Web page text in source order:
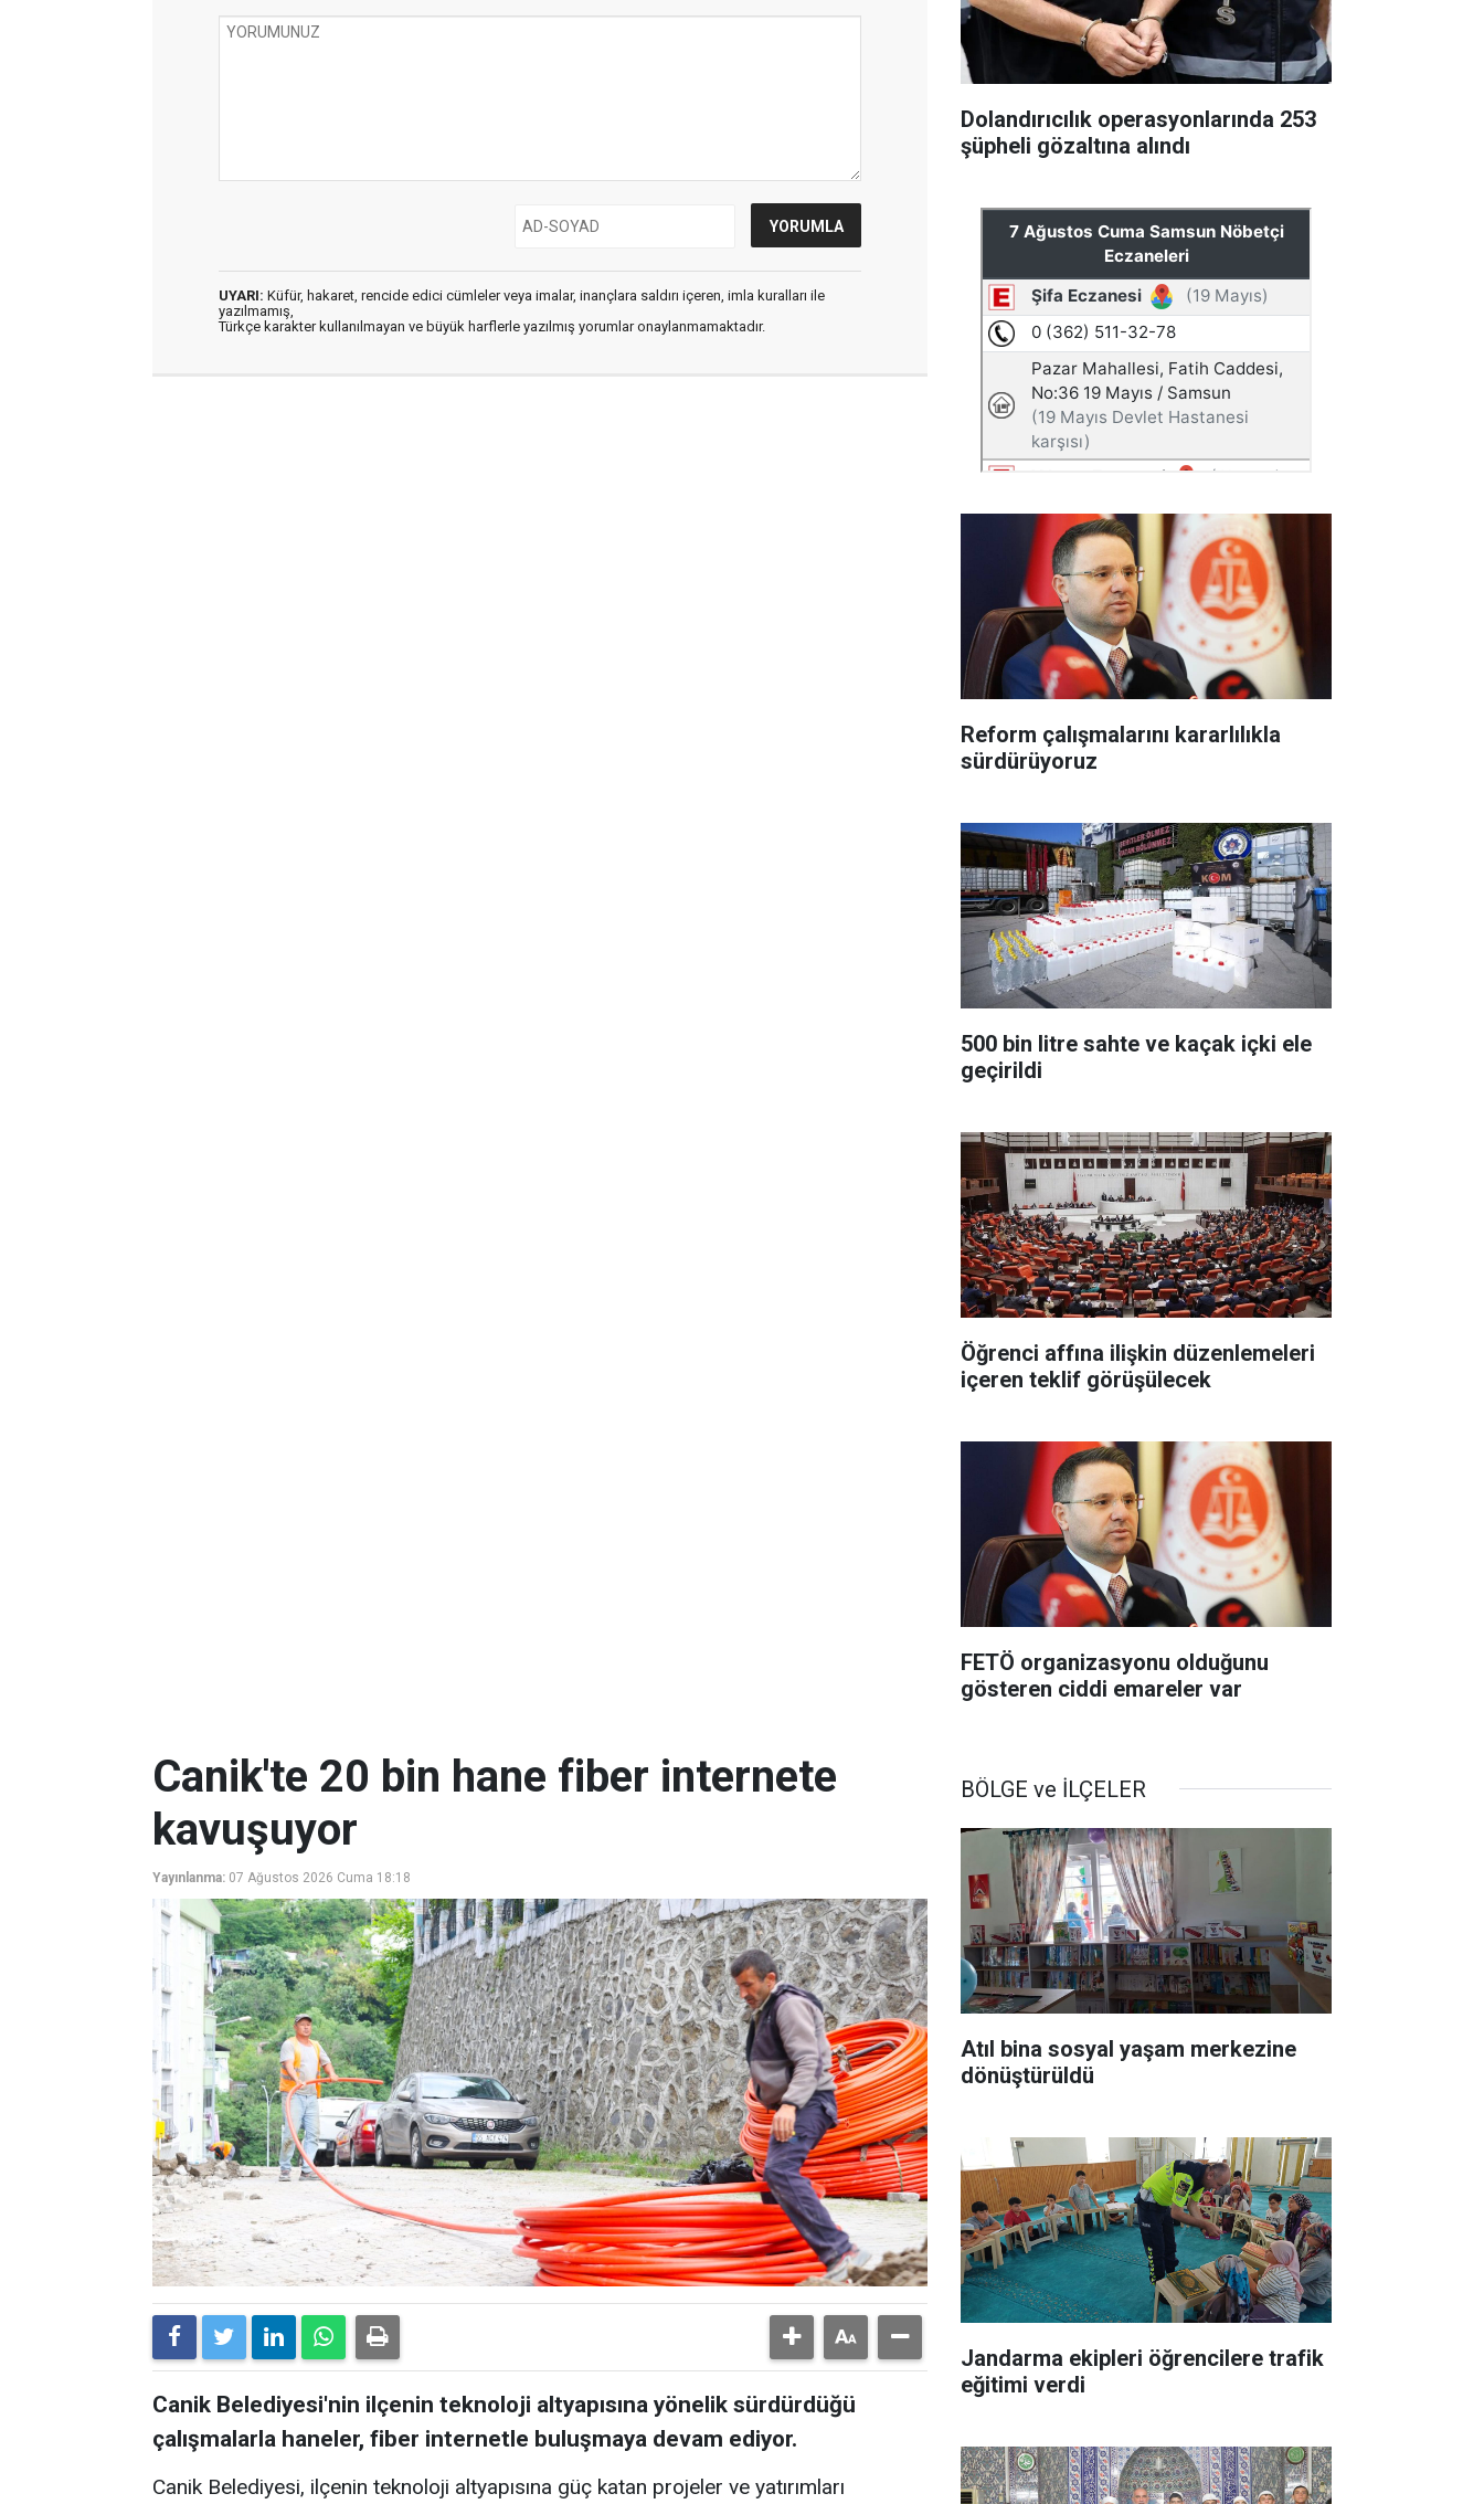
UYARI: Küfür, hakaret, rencide edici cümleler veya imalar, inançlara saldırı içeren, imla kuralları ile
yazılmamış,
Türkçe karakter kullanılmayan ve büyük harflerle yazılmış yorumlar onaylanmamaktadır.
Dolandırıcılık operasyonlarında 253
şüpheli gözaltına alındı
Reform çalışmalarını kararlılıkla
sürdürüyoruz
500 bin litre sahte ve kaçak içki ele
geçirildi
Öğrenci affına ilişkin düzenlemeleri
içeren teklif görüşülecek
FETÖ organizasyonu olduğunu
gösteren ciddi emareler var
Canik'te 20 bin hane fiber internete
kavuşuyor
Yayınlanma: 07 Ağustos 2026 Cuma 18:18
Canik Belediyesi'nin ilçenin teknoloji altyapısına yönelik sürdürdüğü
çalışmalarla haneler, fiber internetle buluşmaya devam ediyor.
Canik Belediyesi, ilçenin teknoloji altyapısına güç katan projeler ve yatırımları
BÖLGE ve İLÇELER
Atıl bina sosyal yaşam merkezine
dönüştürüldü
Jandarma ekipleri öğrencilere trafik
eğitimi verdi